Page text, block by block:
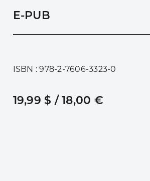
E-PUB
ISBN : 978-2-7606-3323-0
19,99 $ / 18,00 €